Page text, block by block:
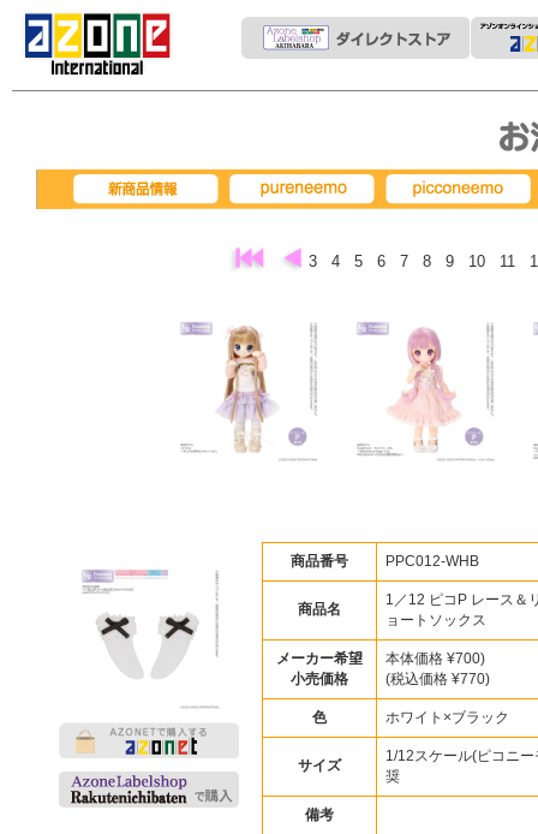
3 4 5 6 7 8 9 10 11
商品番号 PPC012-WHB
商品名
1／12 ピコP レース＆
ョートソックス
メーカー希望
小売価格
本体価格 ¥700)
(税込価格 ¥770)
色 ホワイト×ブラック
サイズ
1/12スケール(ピコニー
奨
備考